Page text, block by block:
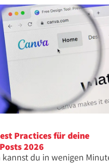
Practices für deine
2026
kannst du in wenigen